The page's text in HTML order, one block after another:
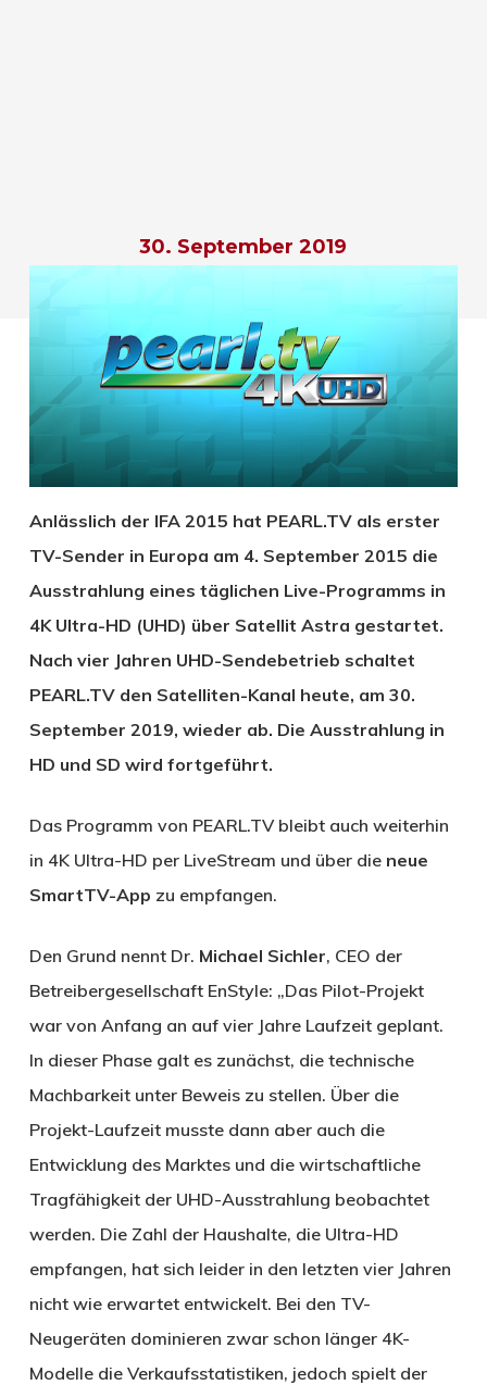
30. September 2019
Anlässlich der IFA 2015 hat PEARL.TV als erster
TV-Sender in Europa am 4. September 2015 die
Ausstrahlung eines täglichen Live-Programms in
4K Ultra-HD (UHD) über Satellit Astra gestartet.
Nach vier Jahren UHD-Sendebetrieb schaltet
PEARL.TV den Satelliten-Kanal heute, am 30.
September 2019, wieder ab. Die Ausstrahlung in
HD und SD wird fortgeführt.
Das Programm von PEARL.TV bleibt auch weiterhin
in 4K Ultra-HD per LiveStream und über die neue
SmartTV-App zu empfangen.
Den Grund nennt Dr. Michael Sichler, CEO der
Betreibergesellschaft EnStyle: „Das Pilot-Projekt
war von Anfang an auf vier Jahre Laufzeit geplant.
In dieser Phase galt es zunächst, die technische
Machbarkeit unter Beweis zu stellen. Über die
Projekt-Laufzeit musste dann aber auch die
Entwicklung des Marktes und die wirtschaftliche
Tragfähigkeit der UHD-Ausstrahlung beobachtet
werden. Die Zahl der Haushalte, die Ultra-HD
empfangen, hat sich leider in den letzten vier Jahren
nicht wie erwartet entwickelt. Bei den TV-
Neugeräten dominieren zwar schon länger 4K-
Modelle die Verkaufsstatistiken, jedoch spielt der